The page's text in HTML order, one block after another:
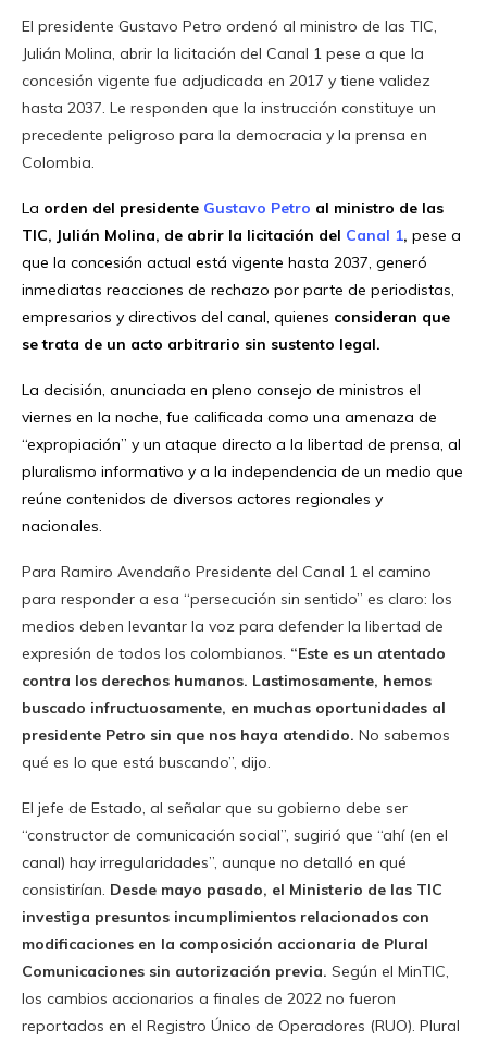
El presidente Gustavo Petro ordenó al ministro de las TIC,
Julián Molina, abrir la licitación del Canal 1 pese a que la
concesión vigente fue adjudicada en 2017 y tiene validez
hasta 2037. Le responden que la instrucción constituye un
precedente peligroso para la democracia y la prensa en
Colombia.
La orden del presidente Gustavo Petro al ministro de las
TIC, Julián Molina, de abrir la licitación del Canal 1, pese a
que la concesión actual está vigente hasta 2037, generó
inmediatas reacciones de rechazo por parte de periodistas,
empresarios y directivos del canal, quienes consideran que
se trata de un acto arbitrario sin sustento legal.
La decisión, anunciada en pleno consejo de ministros el
viernes en la noche, fue calificada como una amenaza de
“expropiación” y un ataque directo a la libertad de prensa, al
pluralismo informativo y a la independencia de un medio que
reúne contenidos de diversos actores regionales y
nacionales.
Para Ramiro Avendaño Presidente del Canal 1 el camino
para responder a esa “persecución sin sentido” es claro: los
medios deben levantar la voz para defender la libertad de
expresión de todos los colombianos. “Este es un atentado
contra los derechos humanos. Lastimosamente, hemos
buscado infructuosamente, en muchas oportunidades al
presidente Petro sin que nos haya atendido. No sabemos
qué es lo que está buscando”, dijo.
El jefe de Estado, al señalar que su gobierno debe ser
“constructor de comunicación social”, sugirió que “ahí (en el
canal) hay irregularidades”, aunque no detalló en qué
consistirían. Desde mayo pasado, el Ministerio de las TIC
investiga presuntos incumplimientos relacionados con
modificaciones en la composición accionaria de Plural
Comunicaciones sin autorización previa. Según el MinTIC,
los cambios accionarios a finales de 2022 no fueron
reportados en el Registro Único de Operadores (RUO). Plural